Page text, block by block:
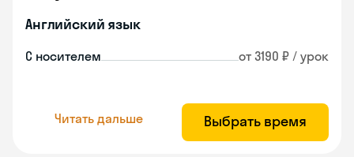
Английский язык
С носителем от 3190 ₽ / урок
Читать дальше Выбрать время